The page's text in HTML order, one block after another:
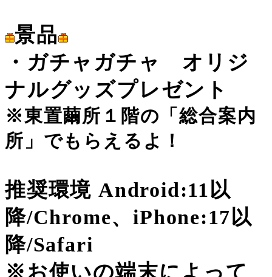
景品
・ガチャガチャ オリジ
ナルグッズプレゼント
※東置繭所１階の「総合案内
所」でもらえるよ！
推奨環境 Android:11以
降/Chrome、iPhone:17以
降/Safari
※お使いの端末によって